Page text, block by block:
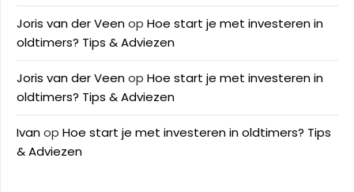
Joris van der Veenop Hoe start je met investeren in
oldtimers? Tips & Adviezen
Joris van der Veenop Hoe start je met investeren in
oldtimers? Tips & Adviezen
Ivanop Hoe start je met investeren in oldtimers? Tips
& Adviezen